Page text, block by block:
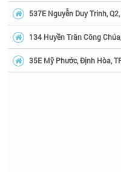
537E Nguyễn Duy Trinh,
134 Huyền Trân Công
35E Mỹ Phước, Định Hòa,